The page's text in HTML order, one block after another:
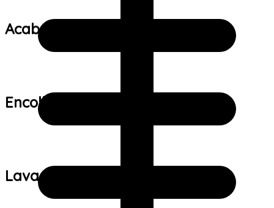
Acabamento:
Encolhimento:
Lavagem: